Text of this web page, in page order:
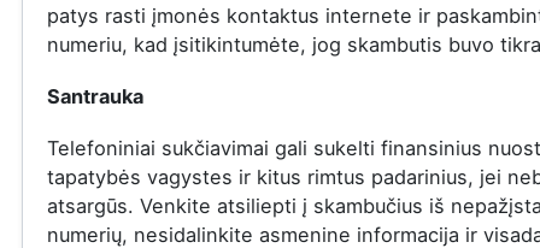
patys rasti įmonės kontaktus internete ir
numeriu, kad įsitikintumėte, jog skambutis buvo
Santrauka
Telefoniniai sukčiavimai gali sukelti finansinius
tapatybės vagystes ir kitus rimtus padarinius, jei
atsargūs. Venkite atsiliepti į skambučius iš
numerių, nesidalinkite asmenine informacija ir